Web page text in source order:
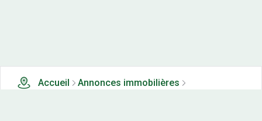
Accueil
Annonces immobilières